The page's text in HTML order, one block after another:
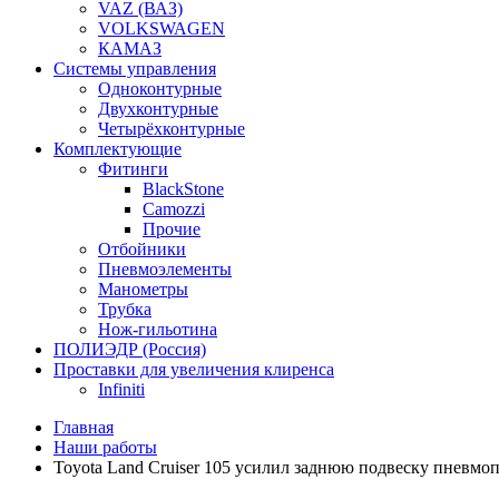
VAZ (ВАЗ)
VOLKSWAGEN
КАМАЗ
Системы управления
Одноконтурные
Двухконтурные
Четырёхконтурные
Комплектующие
Фитинги
BlackStone
Camozzi
Прочие
Отбойники
Пневмоэлементы
Манометры
Трубка
Нож-гильотина
ПОЛИЭДР (Россия)
Проставки для увеличения клиренса
Infiniti
Главная
Наши работы
Toyota Land Cruiser 105 усилил заднюю подвеску